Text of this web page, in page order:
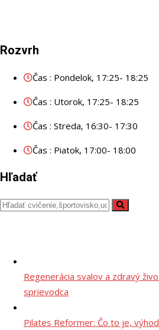
Rozvrh
Čas : Pondelok, 17:25- 18:25
Čas : Utorok, 17:25- 18:25
Čas : Streda, 16:30- 17:30
Čas : Piatok, 17:00- 18:00
Hľadať
Regenerácia svalov a zdravý
sprievodca
Pilates Reformer: Čo to je,